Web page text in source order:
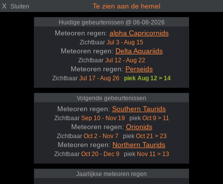
X Sluiten Te zien aan de hemel
Huidige gebeurtenissen @ 06-08-2026
Meteoren regen: alpha Capricornids
Zichtbaar Jul 3 - Aug 15
Meteoren regen: Delta Aquariids
Zichtbaar Jul 12 - Aug 22
Meteoren regen: Perseids
Zichtbaar Jul 17 - Aug 26 piek Aug 12 > 14
Volgende gebeurtenissen
Meteoren regen: Southern Taurids
Zichtbaar Sep 10 - Nov 19 piek Oct 9 > 11
Meteoren regen: Orionids
Zichtbaar Oct 2 - Nov 7 piek Oct 21 > 23
Meteoren regen: Northern Taurids
Zichtbaar Oct 20 - Dec 9 piek Nov 11 > 13
Jaarlijkse meteoren regen